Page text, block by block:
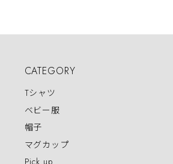
CATEGORY
Tシャツ
ベビー服
帽子
マグカップ